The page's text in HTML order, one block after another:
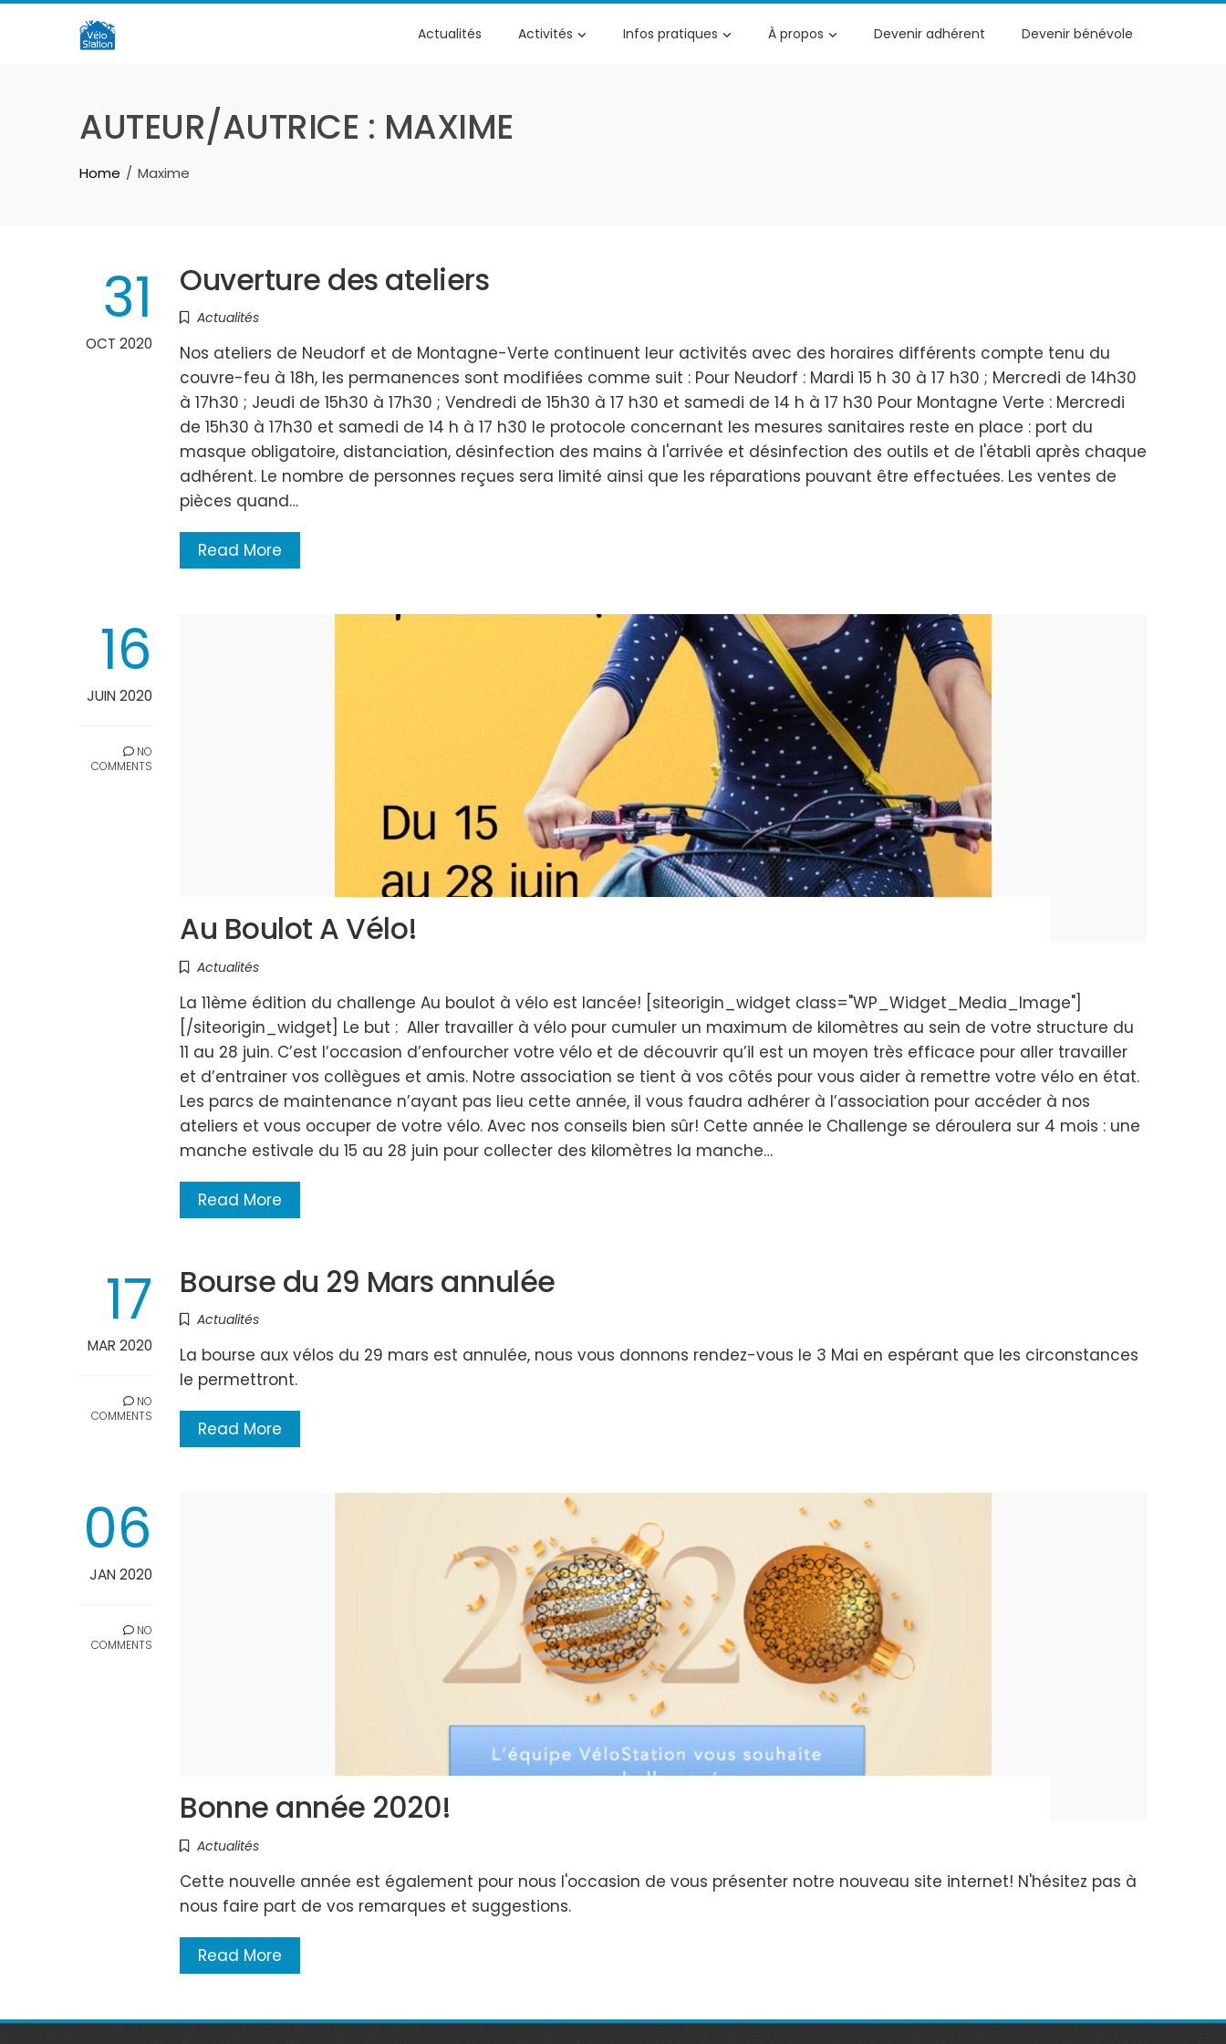
Skip
Actualités Activités Infos pratiques À propos Devenir adhérent Devenir bénévole
AUTEUR/AUTRICE : MAXIME
Home Maxime
31
OCT 2020
Ouverture des ateliers
Actualités
Nos ateliers de Neudorf et de Montagne-Verte continuent leur activités avec des horaires différents compte tenu du
couvre-feu à 18h, les permanences sont modifiées comme suit : Pour Neudorf : Mardi 15 h 30 à 17 h30 ; Mercredi de 14h30
à 17h30 ; Jeudi de 15h30 à 17h30 ; Vendredi de 15h30 à 17 h30 et samedi de 14 h à 17 h30 Pour Montagne Verte : Mercredi
de 15h30 à 17h30 et samedi de 14 h à 17 h30 le protocole concernant les mesures sanitaires reste en place : port du
masque obligatoire, distanciation, désinfection des mains à l'arrivée et désinfection des outils et de l'établi après chaque
adhérent. Le nombre de personnes reçues sera limité ainsi que les réparations pouvant être effectuées. Les ventes de
pièces quand…
Read More
16
JUIN 2020
NO
COMMENTS
Au Boulot A Vélo!
Actualités
La 11ème édition du challenge Au boulot à vélo est lancée! [siteorigin_widget class="WP_Widget_Media_Image"]
[/siteorigin_widget] Le but : Aller travailler à vélo pour cumuler un maximum de kilomètres au sein de votre structure du
11 au 28 juin. C’est l’occasion d’enfourcher votre vélo et de découvrir qu’il est un moyen très efficace pour aller travailler
et d’entrainer vos collègues et amis. Notre association se tient à vos côtés pour vous aider à remettre votre vélo en état.
Les parcs de maintenance n’ayant pas lieu cette année, il vous faudra adhérer à l’association pour accéder à nos
ateliers et vous occuper de votre vélo. Avec nos conseils bien sûr! Cette année le Challenge se déroulera sur 4 mois : une
manche estivale du 15 au 28 juin pour collecter des kilomètres la manche…
Read More
17
MAR 2020
NO
COMMENTS
Bourse du 29 Mars annulée
Actualités
La bourse aux vélos du 29 mars est annulée, nous vous donnons rendez-vous le 3 Mai en espérant que les circonstances
le permettront.
Read More
06
JAN 2020
NO
COMMENTS
Bonne année 2020!
Actualités
Cette nouvelle année est également pour nous l'occasion de vous présenter notre nouveau site internet! N'hésitez pas à
nous faire part de vos remarques et suggestions.
Read More